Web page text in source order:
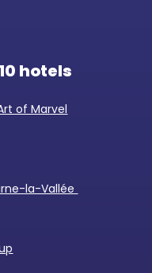
hotels
of Marvel
la-Vallée